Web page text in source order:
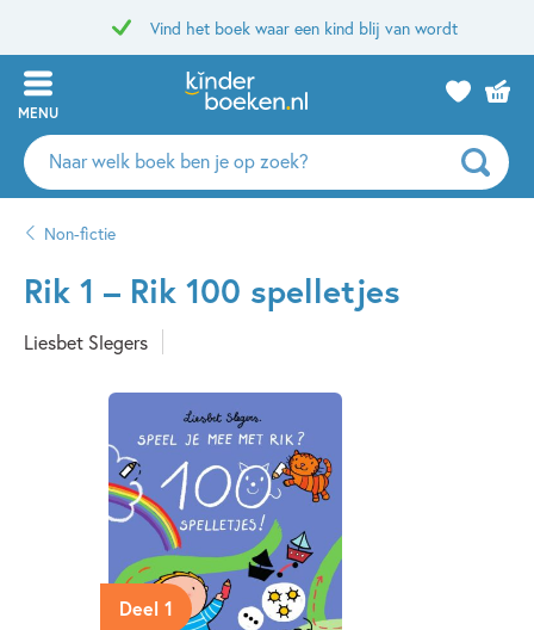
Vind het boek waar een kind blij van wordt
MENU
Zoeken
naar
auteurs
uitgevers
Non-fictie
Rik 1 – Rik 100 spelletjes
Liesbet Slegers
Deel 1